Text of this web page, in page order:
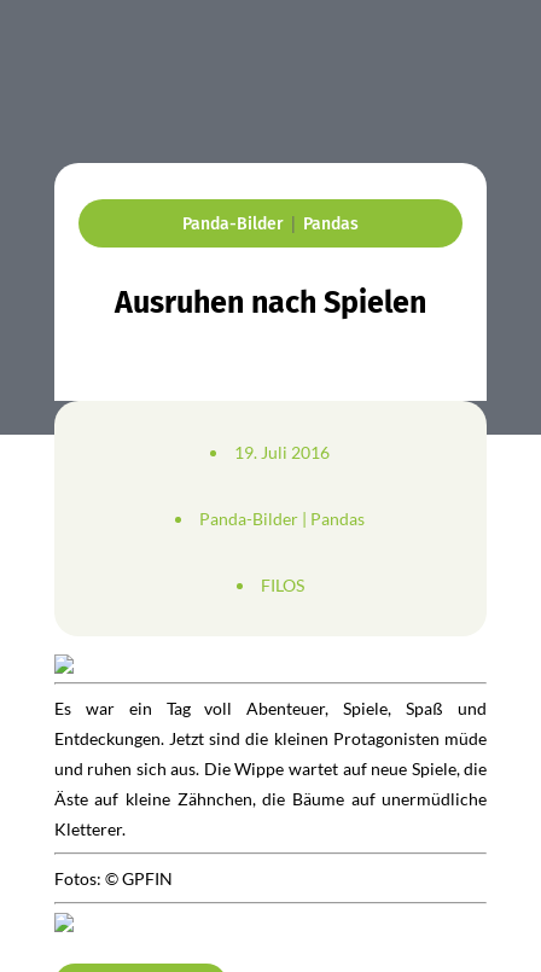
Panda-Bilder| Pandas
Ausruhen nach Spielen
19. Juli 2016
Panda-Bilder | Pandas
FILOS
Es war ein Tag voll Abenteuer, Spiele, Spaß und
Entdeckungen. Jetzt sind die kleinen Protagonisten müde
und ruhen sich aus. Die Wippe wartet auf neue Spiele, die
Äste auf kleine Zähnchen, die Bäume auf unermüdliche
Kletterer.
Fotos: © GPFIN